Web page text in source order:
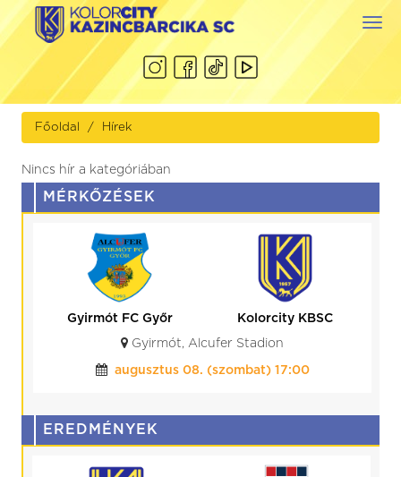
Főoldal Hírek
Nincs hír a kategóriában
MÉRKŐZÉSEK
Gyirmót FC Győr
Kolorcity KBSC
Gyirmót, Alcufer Stadion
augusztus 08. (szombat) 17:00
EREDMÉNYEK